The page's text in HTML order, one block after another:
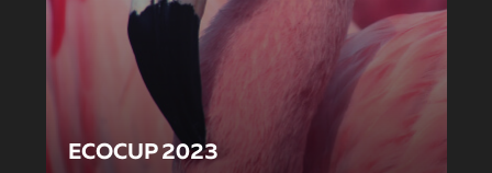
ECOCUP 2023